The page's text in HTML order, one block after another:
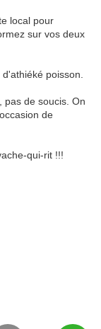
local pour
sur vos deux
poisson.
pas de soucis. On
de
qui-rit !!!